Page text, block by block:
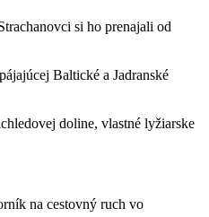
si ho prenajali od
Baltické a Jadranské
doline, vlastné lyžiarske
na cestovný ruch vo